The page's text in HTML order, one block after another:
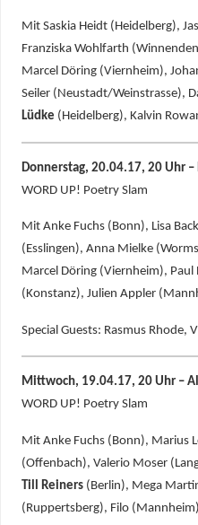
Mit Saskia Heidt (Heidelberg),
Franziska Wohlfarth
Marcel Döring (Viernheim),
Seiler (Neustadt/Weinstrasse),
Lüdke (Heidelberg), Kalvin
Donnerstag, 20.04.17, 20 Uhr
WORD UP! Poetry Slam
Mit Anke Fuchs (Bonn), Lisa
(Esslingen), Anna Mielke
Marcel Döring (Viernheim),
(Konstanz), Julien Appler
Special Guests: Rasmus Rhode,
Mittwoch, 19.04.17, 20 Uhr –
WORD UP! Poetry Slam
Mit Anke Fuchs (Bonn), Marius
(Offenbach), Valerio Moser
Till Reiners(Berlin), Mega
(Ruppertsberg), Filo